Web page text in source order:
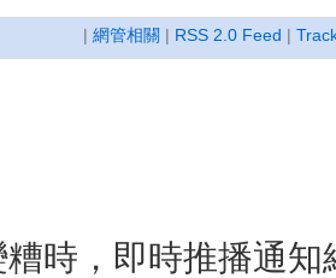
| 網管相關 | RSS 2.0 Feed |
時，即時推播通